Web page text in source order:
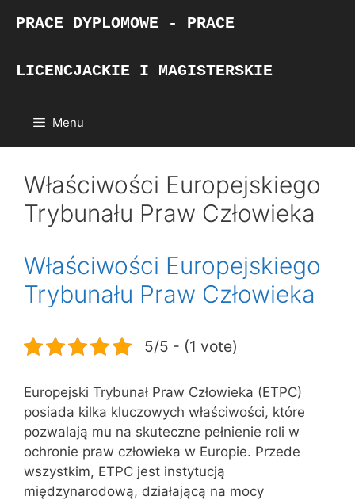
PRACE DYPLOMOWE - PRACE
LICENCJACKIE I MAGISTERSKIE
Menu
Właściwości Europejskiego
Trybunału Praw Człowieka
Właściwości Europejskiego
Trybunału Praw Człowieka
5/5 - (1 vote)
Europejski Trybunał Praw Człowieka (ETPC)
posiada kilka kluczowych właściwości, które
pozwalają mu na skuteczne pełnienie roli w
ochronie praw człowieka w Europie. Przede
wszystkim, ETPC jest instytucją
międzynarodową, działającą na mocy